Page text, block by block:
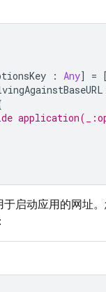
: Any] =
启动应用的网址